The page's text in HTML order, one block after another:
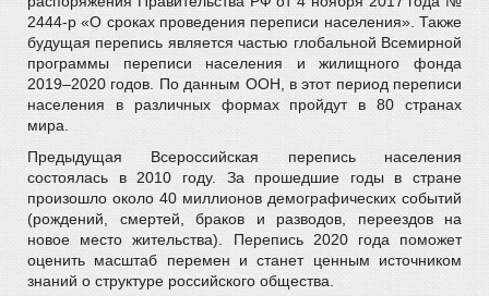
2444-р «О сроках проведения переписи населения». Также
будущая перепись является частью глобальной Всемирной
программы переписи населения и жилищного фонда
2019–2020 годов. По данным ООН, в этот период переписи
населения в различных формах пройдут в 80 странах
мира.
Предыдущая Всероссийская перепись населения
состоялась в 2010 году. За прошедшие годы в стране
произошло около 40 миллионов демографических событий
(рождений, смертей, браков и разводов, переездов на
новое место жительства). Перепись 2020 года поможет
оценить масштаб перемен и станет ценным источником
знаний о структуре российского общества.